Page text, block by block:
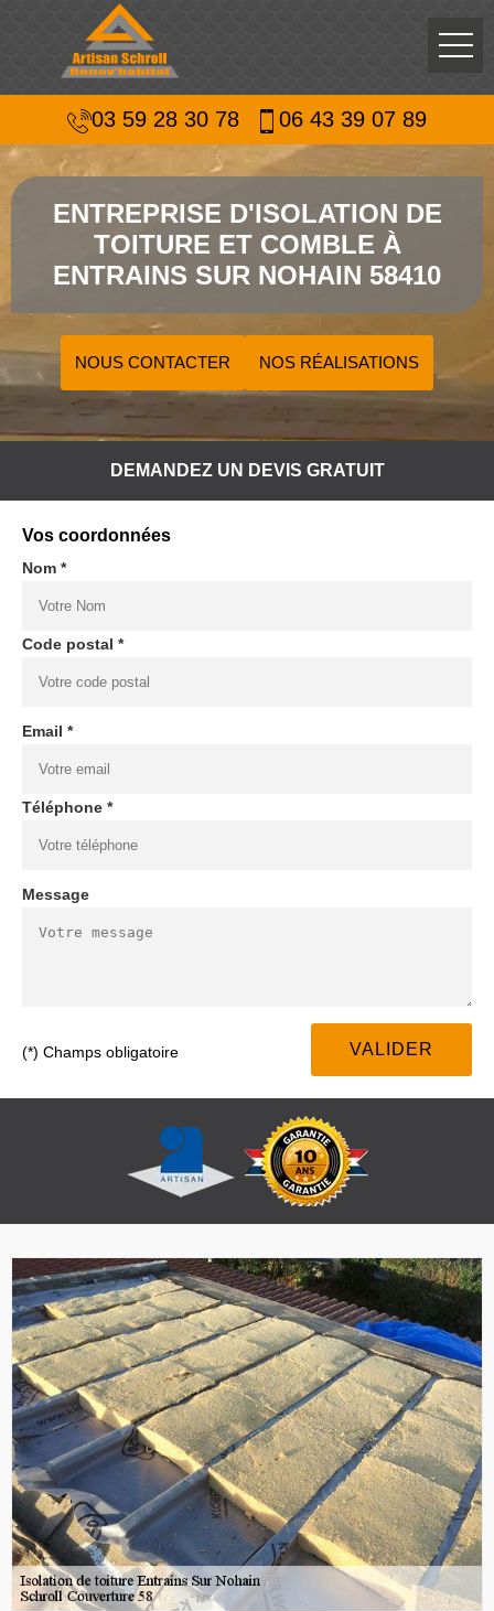
03 59 28 30 78 06 43 39 07 89
ENTREPRISE D'ISOLATION DE
TOITURE ET COMBLE À
ENTRAINS SUR NOHAIN 58410
NOUS CONTACTER NOS RÉALISATIONS
DEMANDEZ UN DEVIS GRATUIT
Vos coordonnées
Nom *
Code postal *
Email *
Téléphone *
Message
(*) Champs obligatoire